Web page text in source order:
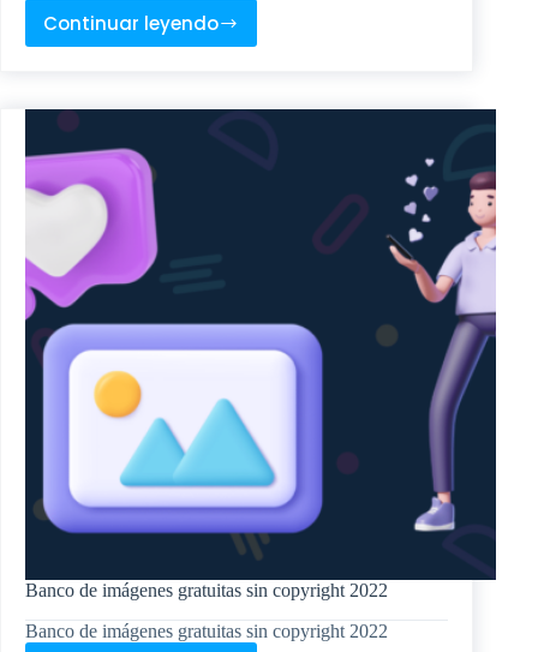
Continuar leyendo
Top
Mejores
de
Letras
gratuitas
Banco de imágenes gratuitas sin copyright 2022
Banco de imágenes gratuitas sin copyright 2022